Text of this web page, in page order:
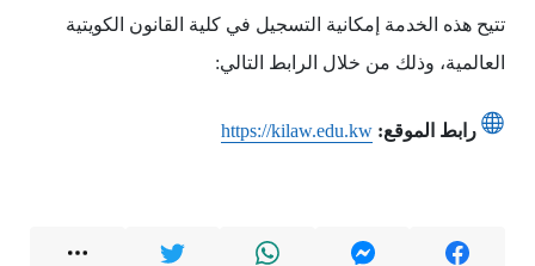
تتيح هذه الخدمة إمكانية التسجيل في كلية القانون الكويتية
العالمية، وذلك من خلال الرابط التالي:
رابط الموقع: https://kilaw.edu.kw